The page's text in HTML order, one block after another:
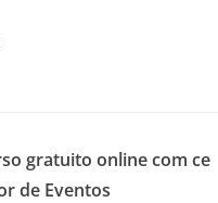
gratuito online com ce
de Eventos